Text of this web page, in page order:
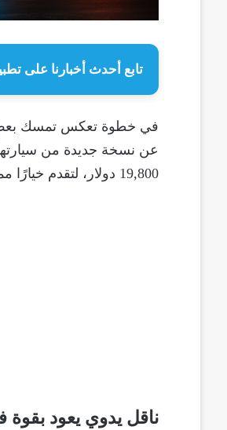
تابع أحدث أخبارنا على
في خطوة تعكس تمسك بعض
عن نسخة جديدة من سيارتها
19,800 دولار، لتقدم خيارًا مميزًا للعائلات الباحثة عن سيارة عملية واقتصادية.
ناقل يدوي يعود بقوة